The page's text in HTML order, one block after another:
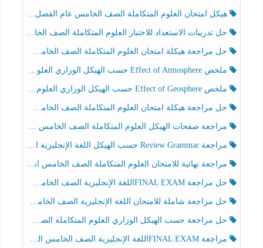
هيكل امتحان العلوم المتكاملة الصف الخامس عام الفصل الدراسي الثالث 2025-2026
حل تدريبات الاستعداد للاختبار العلوم المتكاملة الصف الخامس عام الفصل الثالث
حل مراجعة هيكلة امتحان العلوم المتكاملة الصف الخامس انسبير الفصل الثالث
ملخص Effect of Atmosphere حسب الهيكل الوزاري العلوم المتكاملة الصف الخامس انسبير الفصل الثالث
ملخص Effect of Geosphere حسب الهيكل الوزاري العلوم المتكاملة الصف الخامس انسبير الفصل الثالث
حل مراجعة هيكلة امتحان العلوم المتكاملة الصف الخامس عام الفصل الثالث
مراجعة صفحات الهيكل العلوم المتكاملة الصف الخامس انسبير الفصل الثالث
مراجعة Review Grammar حسب الهيكل اللغة الإنجليزية الصف الخامس الفصل الثالث
مراجعة نهائية للامتحان العلوم المتكاملة الصف الخامس انسبير الفصل الثالث
حل مراجعة FINAL EXAMاللغة الإنجليزية الصف الخامس الفصل الثالث
حل مراجعة شاملة للامتحان اللغة الإنجليزية الصف الخامس الفصل الثالث
حل مراجعة حسب الهيكل الوزاري العلوم المتكاملة الصف الخامس عام الفصل الثالث
مراجعة FINAL EXAMاللغة الإنجليزية الصف الخامس الفصل الثالث